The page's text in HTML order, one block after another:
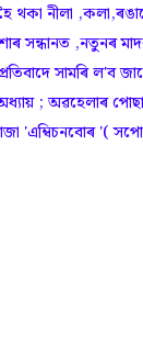
থকা নীলা
সন্ধানত ,নতুনৰ
সামৰি ল'ব
; অৱহেলাৰ
'(